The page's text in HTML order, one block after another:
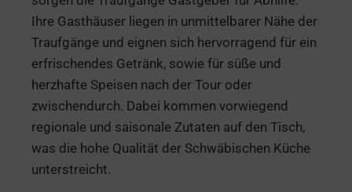
Ihre Gasthäuser liegen in unmittelbarer Nähe der
Traufgänge und eignen sich hervorragend für ein
erfrischendes Getränk, sowie für süße und
herzhafte Speisen nach der Tour oder
zwischendurch. Dabei kommen vorwiegend
regionale und saisonale Zutaten auf den Tisch,
was die hohe Qualität der Schwäbischen Küche
unterstreicht.